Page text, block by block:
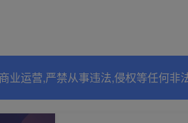
业运营,严禁从事违法,侵权等任何非